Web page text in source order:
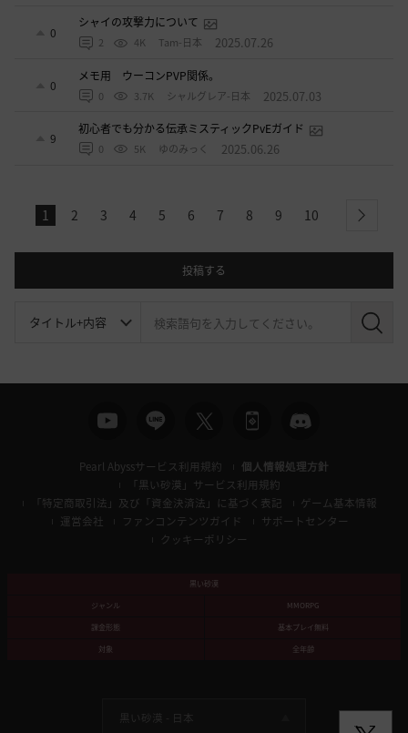
0
シャイの攻撃力について
2 4K Tam-日本 2025.07.26
0
メモ用 ウーコンPVP関係。
0 3.7K シャルグレア-日本 2025.07.03
9
初心者でも分かる伝承ミスティックPvEガイド
0 5K ゆのみっく 2025.06.26
1 2 3 4 5 6 7 8 9 10 next
投稿する
検
Pearl Abyssサービス利用規約
個人情報処理方針
「黒い砂漠」サービス利用規約
「特定商取引法」及び「資金決済法」に基づく表記
ゲーム基本情報
運営会社
ファンコンテンツガイド
サポートセンター
クッキーポリシー
黒い砂漠
ジャンル
MMORPG
課金形態
基本プレイ無料
対象
全年齢
黒い砂漠 - 日本